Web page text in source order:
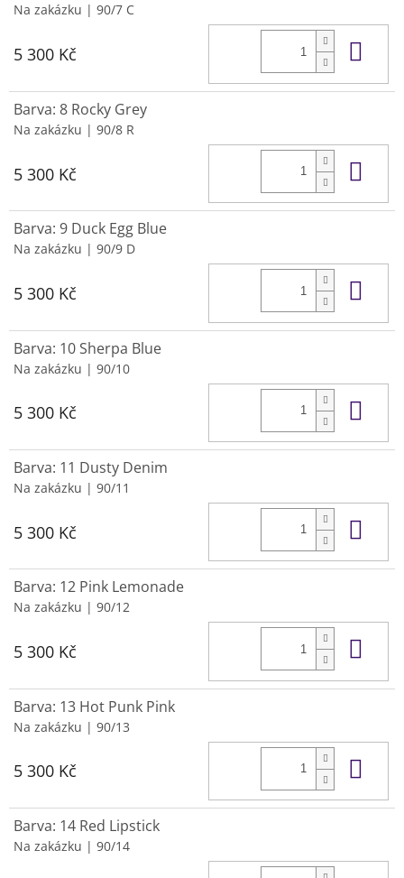
Na zakázku | 90/7 C
5 300 Kč
Barva: 8 Rocky Grey
Na zakázku | 90/8 R
5 300 Kč
Barva: 9 Duck Egg Blue
Na zakázku | 90/9 D
5 300 Kč
Barva: 10 Sherpa Blue
Na zakázku | 90/10
5 300 Kč
Barva: 11 Dusty Denim
Na zakázku | 90/11
5 300 Kč
Barva: 12 Pink Lemonade
Na zakázku | 90/12
5 300 Kč
Barva: 13 Hot Punk Pink
Na zakázku | 90/13
5 300 Kč
Barva: 14 Red Lipstick
Na zakázku | 90/14